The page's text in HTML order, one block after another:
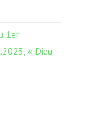
1er
« Dieu